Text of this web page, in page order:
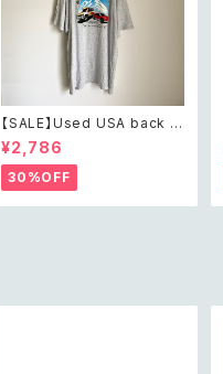
【SALE】Used USA back t
o the 80s car design t sh
irt レトロ アメリカ ユーズド
古着 カーデザイン ライトグレ
ー Tシャツ XXL
¥2,786
30%OFF